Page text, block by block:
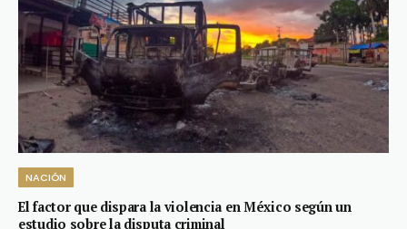
NACIÓN
El factor que dispara la violencia en México según un
estudio sobre la disputa criminal